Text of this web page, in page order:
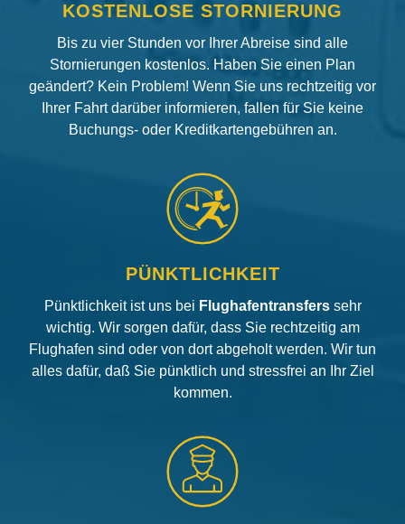
KOSTENLOSE STORNIERUNG
Bis zu vier Stunden vor Ihrer Abreise sind alle
Stornierungen kostenlos. Haben Sie einen Plan
geändert? Kein Problem! Wenn Sie uns rechtzeitig vor
Ihrer Fahrt darüber informieren, fallen für Sie keine
Buchungs- oder Kreditkartengebühren an.
PÜNKTLICHKEIT
Pünktlichkeit ist uns bei Flughafentransfers sehr
wichtig. Wir sorgen dafür, dass Sie rechtzeitig am
Flughafen sind oder von dort abgeholt werden. Wir tun
alles dafür, daß Sie pünktlich und stressfrei an Ihr Ziel
kommen.